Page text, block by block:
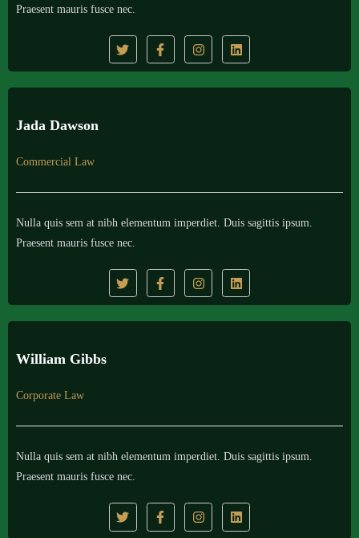
Praesent mauris fusce nec.
Jada Dawson
Commercial Law
Nulla quis sem at nibh elementum imperdiet. Duis sagittis ipsum.
Praesent mauris fusce nec.
William Gibbs
Corporate Law
Nulla quis sem at nibh elementum imperdiet. Duis sagittis ipsum.
Praesent mauris fusce nec.